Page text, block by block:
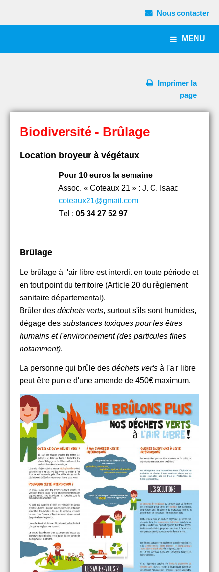
Nous contacter
MENU
Imprimer la
page
Biodiversité - Brûlage
Location broyeur à végétaux
Pour 10 euros la semaine
Assoc. « Coteaux 21 » : J. C. Isaac
coteaux21@gmail.com
Tél : 05 34 27 52 97
Brûlage
Le brûlage à l'air libre est interdit en toute période et
en tout point du territoire (Article 20 du règlement
sanitaire départemental).
Brûler des déchets verts, surtout s'ils sont humides,
dégage des substances toxiques pour les êtres
humains et l'environnement (des particules fines
notamment).
La personne qui brûle des déchets verts à l'air libre
peut être punie d'une amende de 450€ maximum.